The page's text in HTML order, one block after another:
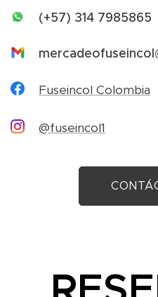
(+57) 314 7985865
Fuseincol Colombia
@fuseincol1